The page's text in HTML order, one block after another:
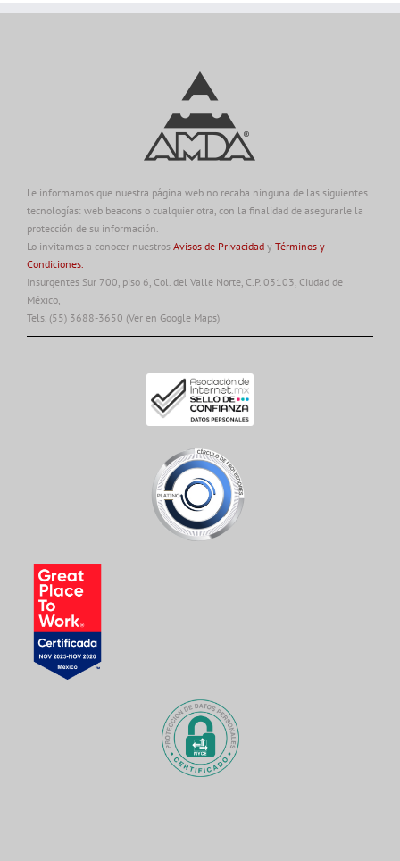
Le informamos que nuestra página web no recaba ninguna de las siguientes
tecnologías: web beacons o cualquier otra, con la finalidad de asegurarle la
protección de su información.
Lo invitamos a conocer nuestros Avisos de Privacidad y Términos y
Condiciones.
Insurgentes Sur 700, piso 6, Col. del Valle Norte, C.P. 03103, Ciudad de
México,
Tels. (55) 3688-3650 (Ver en Google Maps)